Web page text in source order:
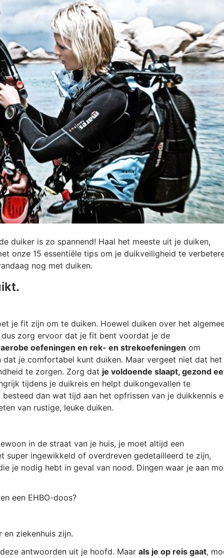
duiker is zo spannend! Haal het meeste uit je duiken,
onze 15 essentiële tips om je duikveiligheid te
nog met duiken.
je fit zijn om te duiken. Hoewel duiken over het
zorg ervoor dat je fit bent voordat je de
aerobe oefeningen en rek- en strekoefeningen om
je comfortabel kunt duiken. Maar vergeet niet dat het
te zorgen. Zorg dat je voldoende slaapt, gezond
tijdens je duikreis en helpt duikongevallen te
dan wat tijd aan het opfrissen van je duikkennis
van rustige, leuke duiken.
in de straat van je huis, je moet altijd een
super ingewikkeld of overdreven gedetailleerd te zijn,
je nodig hebt in geval van nood. Dingen waar je aan
een EHBO-doos?
ziekenhuis zijn.
antwoorden uit je hoofd. Maar als je op reis gaat,